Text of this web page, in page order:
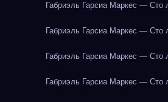
Габриэль Гарсиа Маркес — Сто
Габриэль Гарсиа Маркес — Сто
Габриэль Гарсиа Маркес — Сто
Габриэль Гарсиа Маркес — Сто